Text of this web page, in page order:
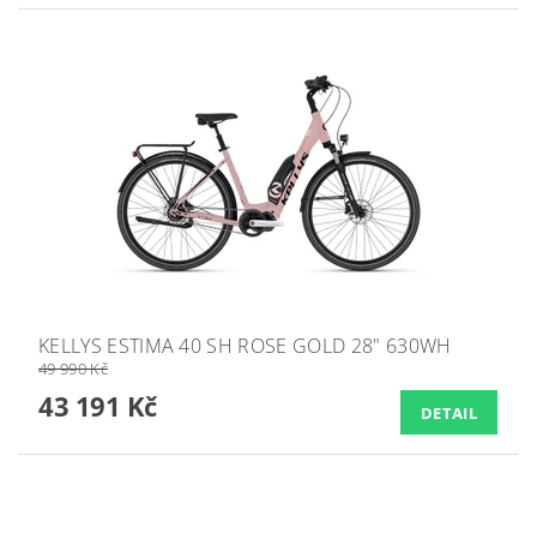
KELLYS ESTIMA 40 SH ROSE GOLD 28" 630WH
49 990 Kč
43 191 Kč DETAIL